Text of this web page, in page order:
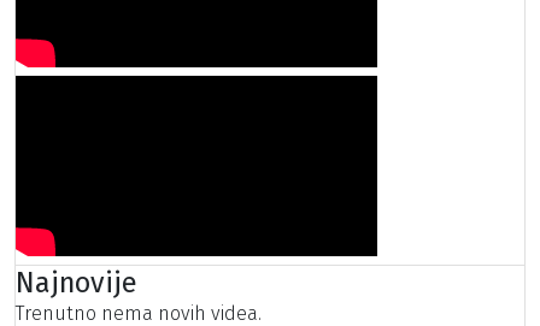
Najnovije
Trenutno nema novih videa.